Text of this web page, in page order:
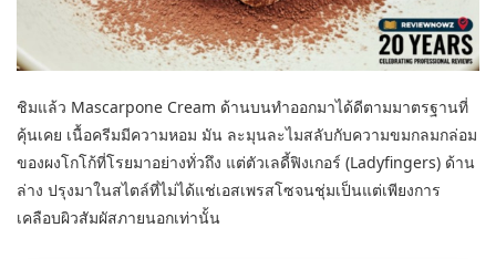
ชิมแล้ว Mascarpone Cream ด้านบนทำออกมาได้ดีตามมาตรฐานที่
คุ้นเคย เนื้อครีมมีความหอม มัน ละมุนละไมสลับกับความขมกลมกล่อม
ของผงโกโก้ที่โรยมาอย่างทั่วถึง แต่ตัวเลดี้ฟิงเกอร์ (Ladyfingers) ด้าน
ล่าง ปรุงมาในสไตล์ที่ไม่ได้แช่เอสเพรสโซจนชุ่มเป็นแต่เพียงการ
เคลือบผิวสัมผัสภายนอกเท่านั้น